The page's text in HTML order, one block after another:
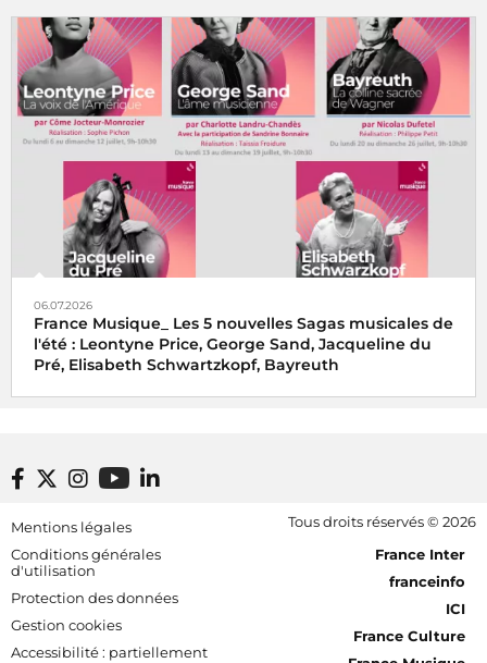
06.07.2026
France Musique_ Les 5 nouvelles Sagas musicales de
l'été : Leontyne Price, George Sand, Jacqueline du
Pré, Elisabeth Schwartzkopf, Bayreuth
Footer bottom
Mentions légales
Conditions générales
d'utilisation
Protection des données
Gestion cookies
Accessibilité : partiellement
Tous droits réservés © 2026
[RDF] Pied de page - Mobile
France Inter
franceinfo
ICI
France Culture